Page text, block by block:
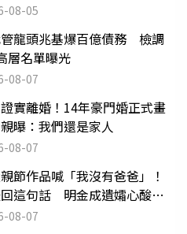
08-05
龍頭兆基爆百億債務 檢調
層名單曝光
08-07
實離婚！14年豪門婚正式畫
曝：我們還是家人
08-07
節作品喊「我沒有爸爸」！
這句話 明金成遺孀心酸惹
08-07